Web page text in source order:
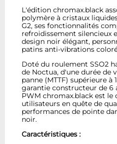
L'édition chromax.black
polymère à cristaux
G2, ses fonctionnalités
refroidissement silencieux
design noir élégant,
patins anti-vibrations
Doté du roulement SSO2
de Noctua, d'une durée de
panne (MTTF) supérieure à
garantie constructeur de 6
PWM chromax.black est le
utilisateurs en quête de
performances de pointe
noir.
Caractéristiques :